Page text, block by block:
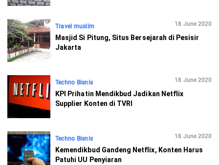
Travel muslim 18 June 2020
Masjid Si Pitung, Situs Bersejarah di Pesisir
Jakarta
Techno Bisnis 18 June 2020
KPI Prihatin Mendikbud Jadikan Netflix
Supplier Konten di TVRI
Techno Bisnis 18 June 2020
Kemendikbud Gandeng Netflix, Konten Harus
Patuhi UU Penyiaran